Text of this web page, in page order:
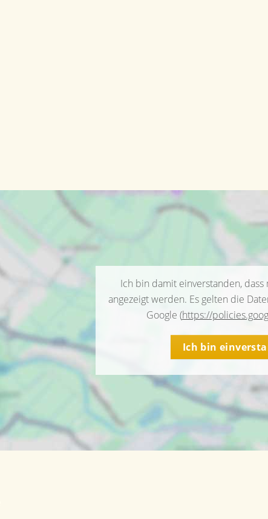
Ich bin damit einverstanden, dass
angezeigt werden. Es gelten die
Google (https://
Ich bin